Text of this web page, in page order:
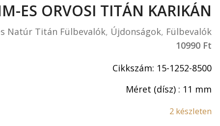
ES ORVOSI TITÁN KARIKÁN
Natúr Titán Fülbevalók, Újdonságok, Fülbevalók
10990 Ft
Cikkszám: 15-1252-8500
Méret (dísz) : 11 mm
2 készleten